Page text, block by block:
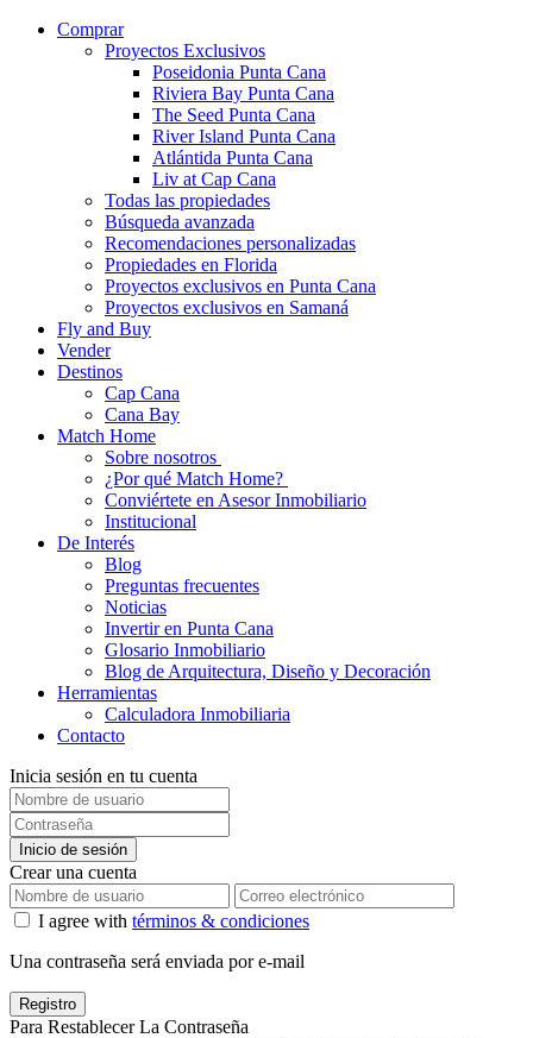
Comprar
Proyectos Exclusivos
Poseidonia Punta Cana
Riviera Bay Punta Cana
The Seed Punta Cana
River Island Punta Cana
Atlántida Punta Cana
Liv at Cap Cana
Todas las propiedades
Búsqueda avanzada
Recomendaciones personalizadas
Propiedades en Florida
Proyectos exclusivos en Punta Cana
Proyectos exclusivos en Samaná
Fly and Buy
Vender
Destinos
Cap Cana
Cana Bay
Match Home
Sobre nosotros
¿Por qué Match Home?
Conviértete en Asesor Inmobiliario
Institucional
De Interés
Blog
Preguntas frecuentes
Noticias
Invertir en Punta Cana
Glosario Inmobiliario
Blog de Arquitectura, Diseño y Decoración
Herramientas
Calculadora Inmobiliaria
Contacto
Inicia sesión en tu cuenta
Inicio de sesión
Crear una cuenta
I agree with términos & condiciones
Una contraseña será enviada por e-mail
Registro
Para Restablecer La Contraseña